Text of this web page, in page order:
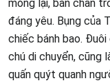
móng lại, bàn chân
đáng yêu. Bụng của
chiếc bánh bao. Đuôi
chú di chuyển, cũng
quấn quýt quanh